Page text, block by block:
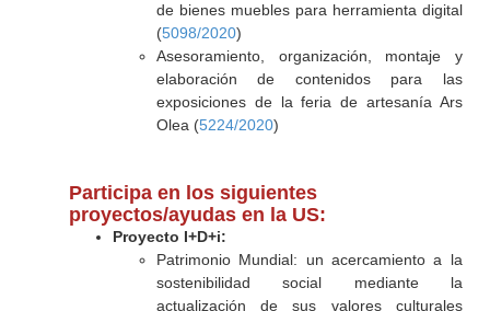
de bienes muebles para herramienta digital
(5098/2020)
Asesoramiento, organización, montaje y
elaboración de contenidos para las
exposiciones de la feria de artesanía Ars
Olea (5224/2020)
Participa en los siguientes
proyectos/ayudas en la US:
Proyecto I+D+i:
Patrimonio Mundial: un acercamiento a la
sostenibilidad social mediante la
actualización de sus valores culturales